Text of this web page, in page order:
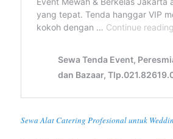
Sewa Alat Catering Profesional untuk